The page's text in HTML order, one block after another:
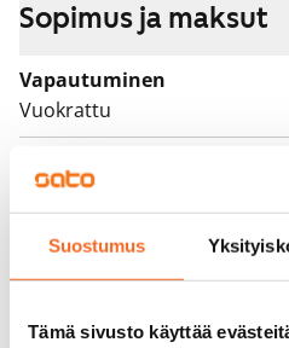
Suostumus
Tämä sivusto käyttää
Sopimus ja maksut
Vapautuminen
Vuokrattu
Vuokra
0 €, (yrityksille min. 1 kk